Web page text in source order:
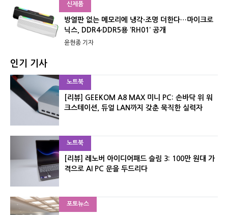
신제품
방열판 없는 메모리에 냉각·조명 더한다…마이크로
닉스, DDR4·DDR5용 ‘RH01’ 공개
윤현종 기자
인기 기사
노트북
[리뷰] GEEKOM A8 MAX 미니 PC: 손바닥 위 워
크스테이션, 듀얼 LAN까지 갖춘 묵직한 실력자
노트북
[리뷰] 레노버 아이디어패드 슬림 3: 100만 원대 가
격으로 AI PC 문을 두드리다
포토뉴스